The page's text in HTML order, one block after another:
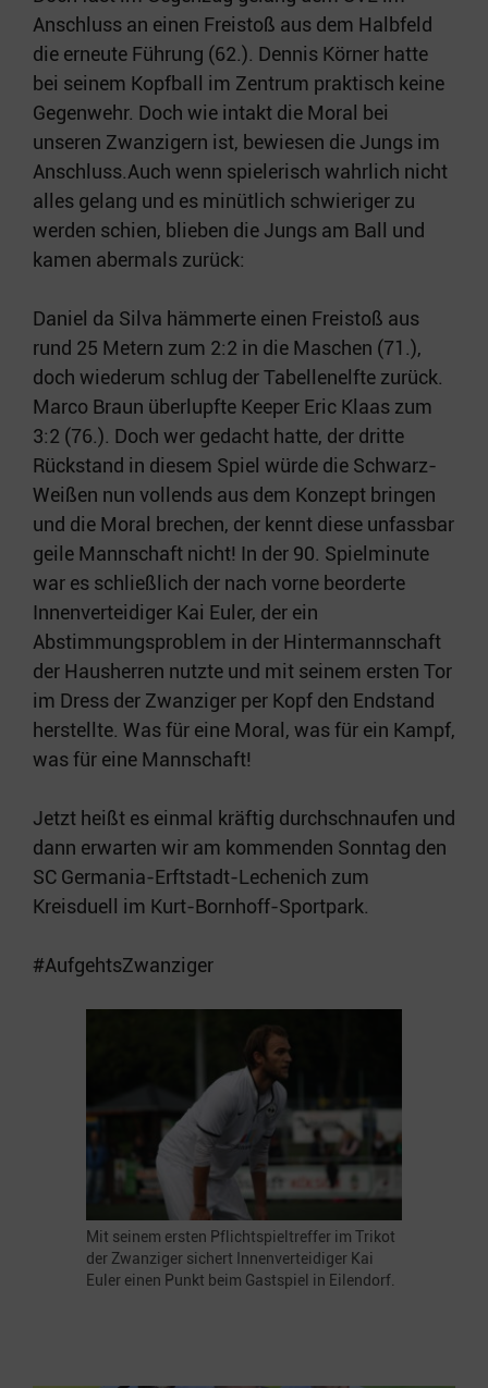
Anschluss an einen Freistoß aus dem Halbfeld
die erneute Führung (62.). Dennis Körner hatte
bei seinem Kopfball im Zentrum praktisch keine
Gegenwehr. Doch wie intakt die Moral bei
unseren Zwanzigern ist, bewiesen die Jungs im
Anschluss.Auch wenn spielerisch wahrlich nicht
alles gelang und es minütlich schwieriger zu
werden schien, blieben die Jungs am Ball und
kamen abermals zurück:
Daniel da Silva hämmerte einen Freistoß aus
rund 25 Metern zum 2:2 in die Maschen (71.),
doch wiederum schlug der Tabellenelfte zurück.
Marco Braun überlupfte Keeper Eric Klaas zum
3:2 (76.). Doch wer gedacht hatte, der dritte
Rückstand in diesem Spiel würde die Schwarz-
Weißen nun vollends aus dem Konzept bringen
und die Moral brechen, der kennt diese unfassbar
geile Mannschaft nicht! In der 90. Spielminute
war es schließlich der nach vorne beorderte
Innenverteidiger Kai Euler, der ein
Abstimmungsproblem in der Hintermannschaft
der Hausherren nutzte und mit seinem ersten Tor
im Dress der Zwanziger per Kopf den Endstand
herstellte. Was für eine Moral, was für ein Kampf,
was für eine Mannschaft!
Jetzt heißt es einmal kräftig durchschnaufen und
dann erwarten wir am kommenden Sonntag den
SC Germania-Erftstadt-Lechenich zum
Kreisduell im Kurt-Bornhoff-Sportpark.
#AufgehtsZwanziger
Mit seinem ersten Pflichtspieltreffer im Trikot
der Zwanziger sichert Innenverteidiger Kai
Euler einen Punkt beim Gastspiel in Eilendorf.